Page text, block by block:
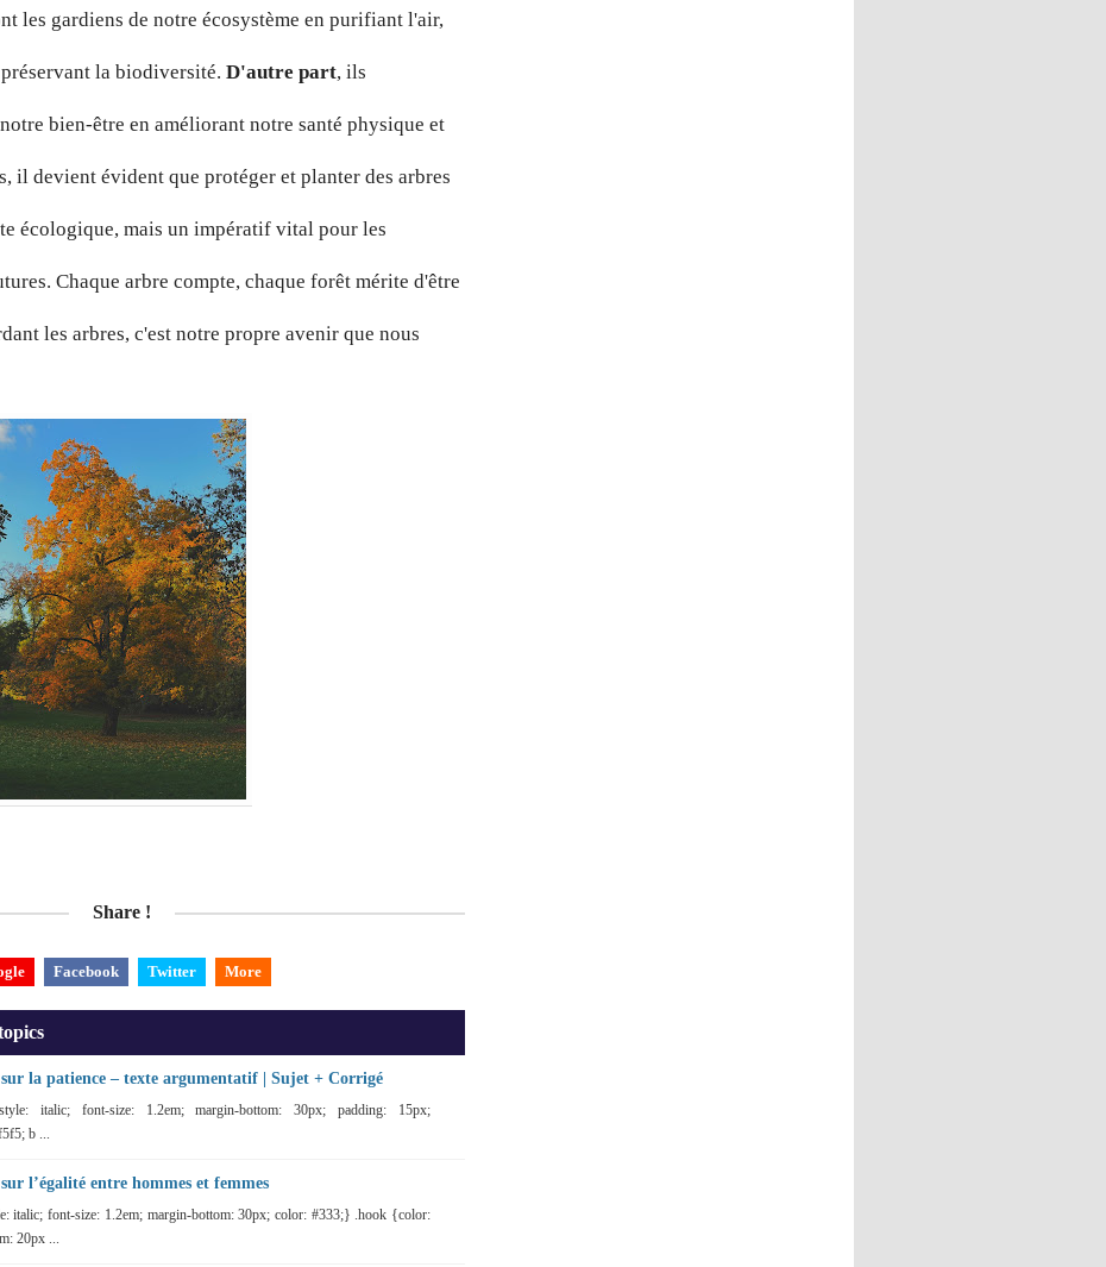
les gardiens de notre écosystème en purifiant l'air,
la biodiversité. D'autre part, ils
bien-être en améliorant notre santé physique et
il devient évident que protéger et planter des arbres
écologique, mais un impératif vital pour les
Chaque arbre compte, chaque forêt mérite d'être
les arbres, c'est notre propre avenir que nous
Share !
Facebook Twitter More
la patience – texte argumentatif | Sujet + Corrigé
italic; font-size: 1.2em; margin-bottom: 30px; padding: 15px;
b ...
l’égalité entre hommes et femmes
italic; font-size: 1.2em; margin-bottom: 30px; color: #333;} .hook {color:
20px ...